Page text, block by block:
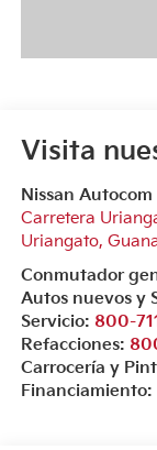
Visita
Nissan Autocom
Carretera
Uriangato,
Conmutador
Autos nuevos y
Servicio: 800-
Refacciones:
Carrocería y
Financiamiento: